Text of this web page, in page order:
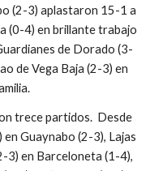
(2-3) aplastaron 15-1 a
(0-4) en brillante trabajo
de Dorado (3-
de Vega Baja (2-3) en
trece partidos.  Desde
Guaynabo (2-3), Lajas
3) en Barceloneta (1-4),